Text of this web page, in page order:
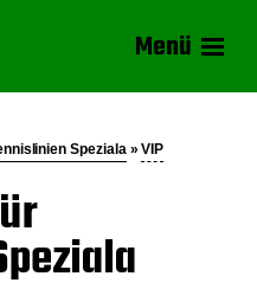
Menü
Speziala »VIP